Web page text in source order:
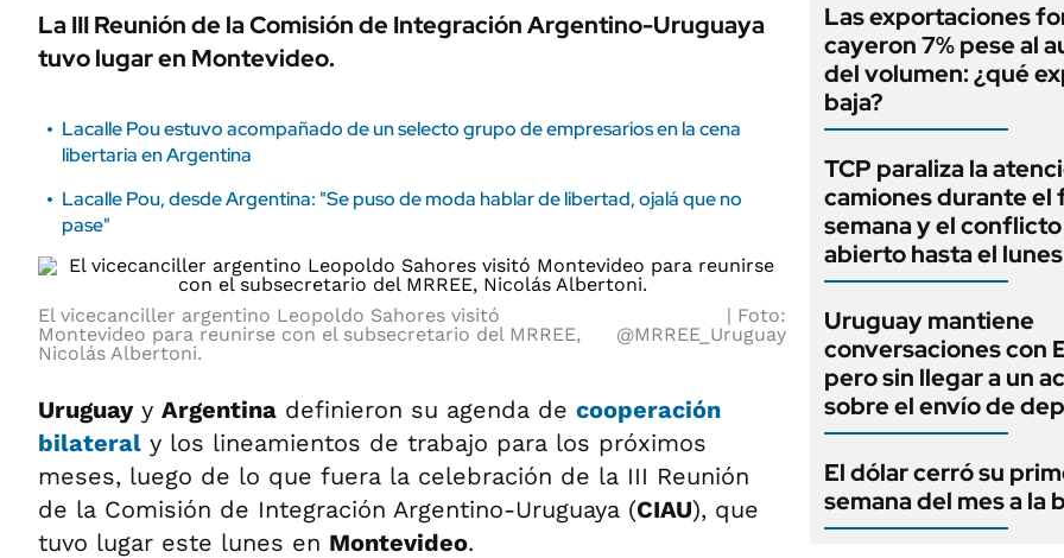
La III Reunión de la Comisión de Integración Argentino-Uruguaya
tuvo lugar en Montevideo.
Lacalle Pou estuvo acompañado de un selecto grupo de empresarios en la cena
libertaria en Argentina
Lacalle Pou, desde Argentina: "Se puso de moda hablar de libertad, ojalá que no
pase"
El vicecanciller argentino Leopoldo Sahores visitó
Montevideo para reunirse con el subsecretario del MRREE,
Nicolás Albertoni.
Foto:
@MRREE_Uruguay
Uruguayy Argentina definieron su agenda de cooperación
bilateral y los lineamientos de trabajo para los próximos
meses, luego de lo que fuera la celebración de la III Reunión
de la Comisión de Integración Argentino-Uruguaya (CIAU), que
tuvo lugar este lunes en Montevideo.
Las exportaciones
cayeron 7% pese al
del volumen: ¿qué
baja?
TCP paraliza la
camiones durante el
semana y el
abierto hasta el lunes
Uruguay mantiene
conversaciones con
pero sin llegar a un
sobre el envío de
El dólar cerró su
semana del mes a la